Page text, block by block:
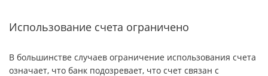
Использование счета ограничено
В большинстве случаев ограничение использования счета
означает, что банк подозревает, что счет связан с